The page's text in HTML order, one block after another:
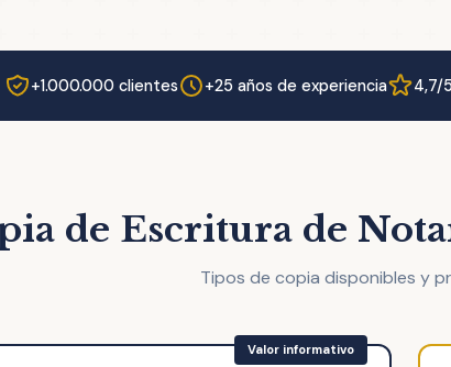
+1.000.000 clientes +25 años de experiencia 4,7/
de Escritura de
Tipos de copia disponibles y